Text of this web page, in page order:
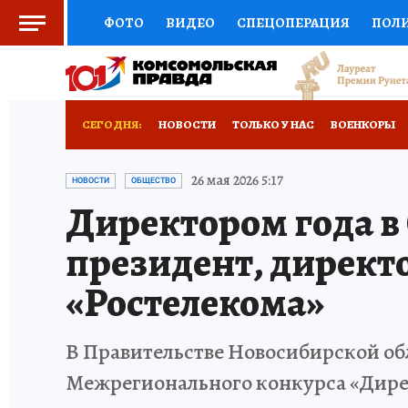
ФОТО ВИДЕО СПЕЦОПЕРАЦИЯ
СОЦПОДДЕРЖКА НАУКА СПОРТ
РАДИО КП РЕКЛАМА НОВОЕ
СЕГОДНЯ: НОВОСТИ ТОЛЬКО У НАС ВОЕНКОРЫ
ОТДЫХ В РОССИИ ЗАПОВЕДНАЯ РОССИЯ
НОВОСТИ ОБЩЕСТВО 26 мая 2026 5:17
Директором года
президент,
«Ростелекома»
В Правительстве Новосибирской
Межрегионального конкурса